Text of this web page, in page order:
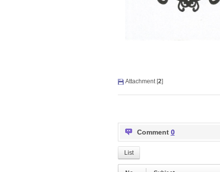
Attachment [2]
Comment 0
List